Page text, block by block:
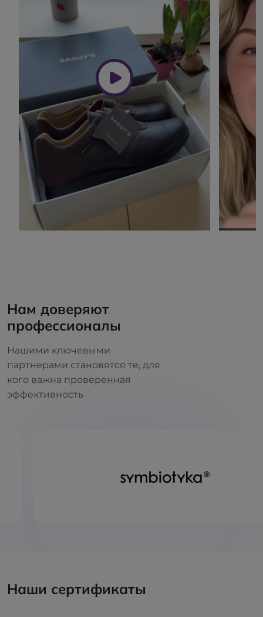
Нам доверяют
профессионалы
Нашими ключевыми
партнерами становятся те, для
кого важна проверенная
эффективность
Наши сертификаты